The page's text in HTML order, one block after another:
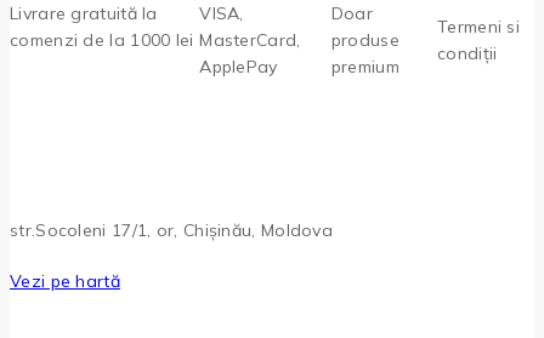
Livrare gratuită la
comenzi de la 1000 lei
VISA,
MasterCard,
ApplePay
Doar
produse
premium
Termeni si
condiții
str.Socoleni 17/1, or, Chișinău, Moldova
Vezi pe hartă